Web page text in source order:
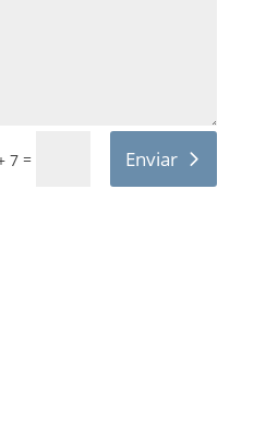
7 = Enviar